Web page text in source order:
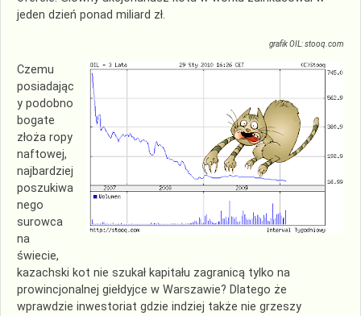
jeden dzień ponad miliard zł.
grafik OIL: stooq.com
Czemu
posiadając
y podobno
bogate
złoża ropy
naftowej,
najbardziej
poszukiwa
nego
surowca
na
świecie,
kazachski kot nie szukał kapitału zagranicą tylko na
prowincjonalnej giełdyjce w Warszawie? Dlatego że
wprawdzie inwestoriat gdzie indziej także nie grzeszy